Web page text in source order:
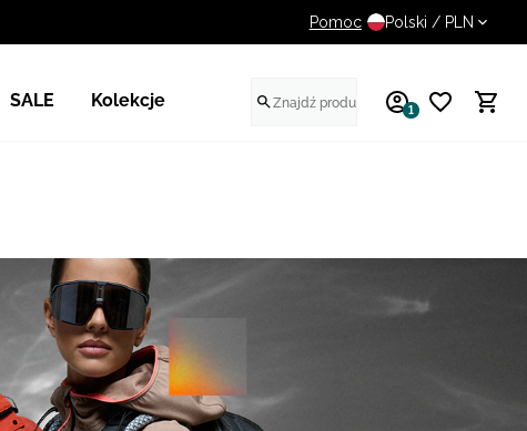
UWAGA NA FAŁSZYWE
Pomoc Polski / PLN
SALE Kolekcje 1